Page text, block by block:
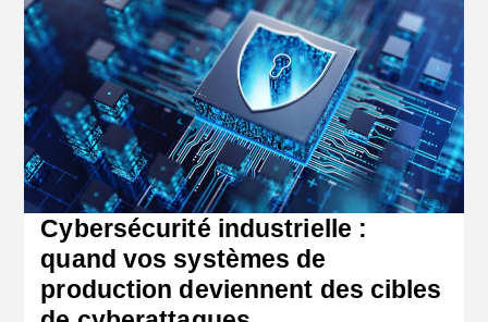
Cybersécurité industrielle :
quand vos systèmes de
production deviennent des cibles